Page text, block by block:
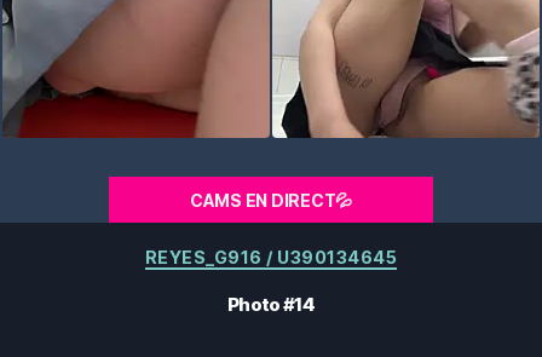
CAMS EN DIRECT💦
Catégories
REYES_G916 / U390134645
Photo #14